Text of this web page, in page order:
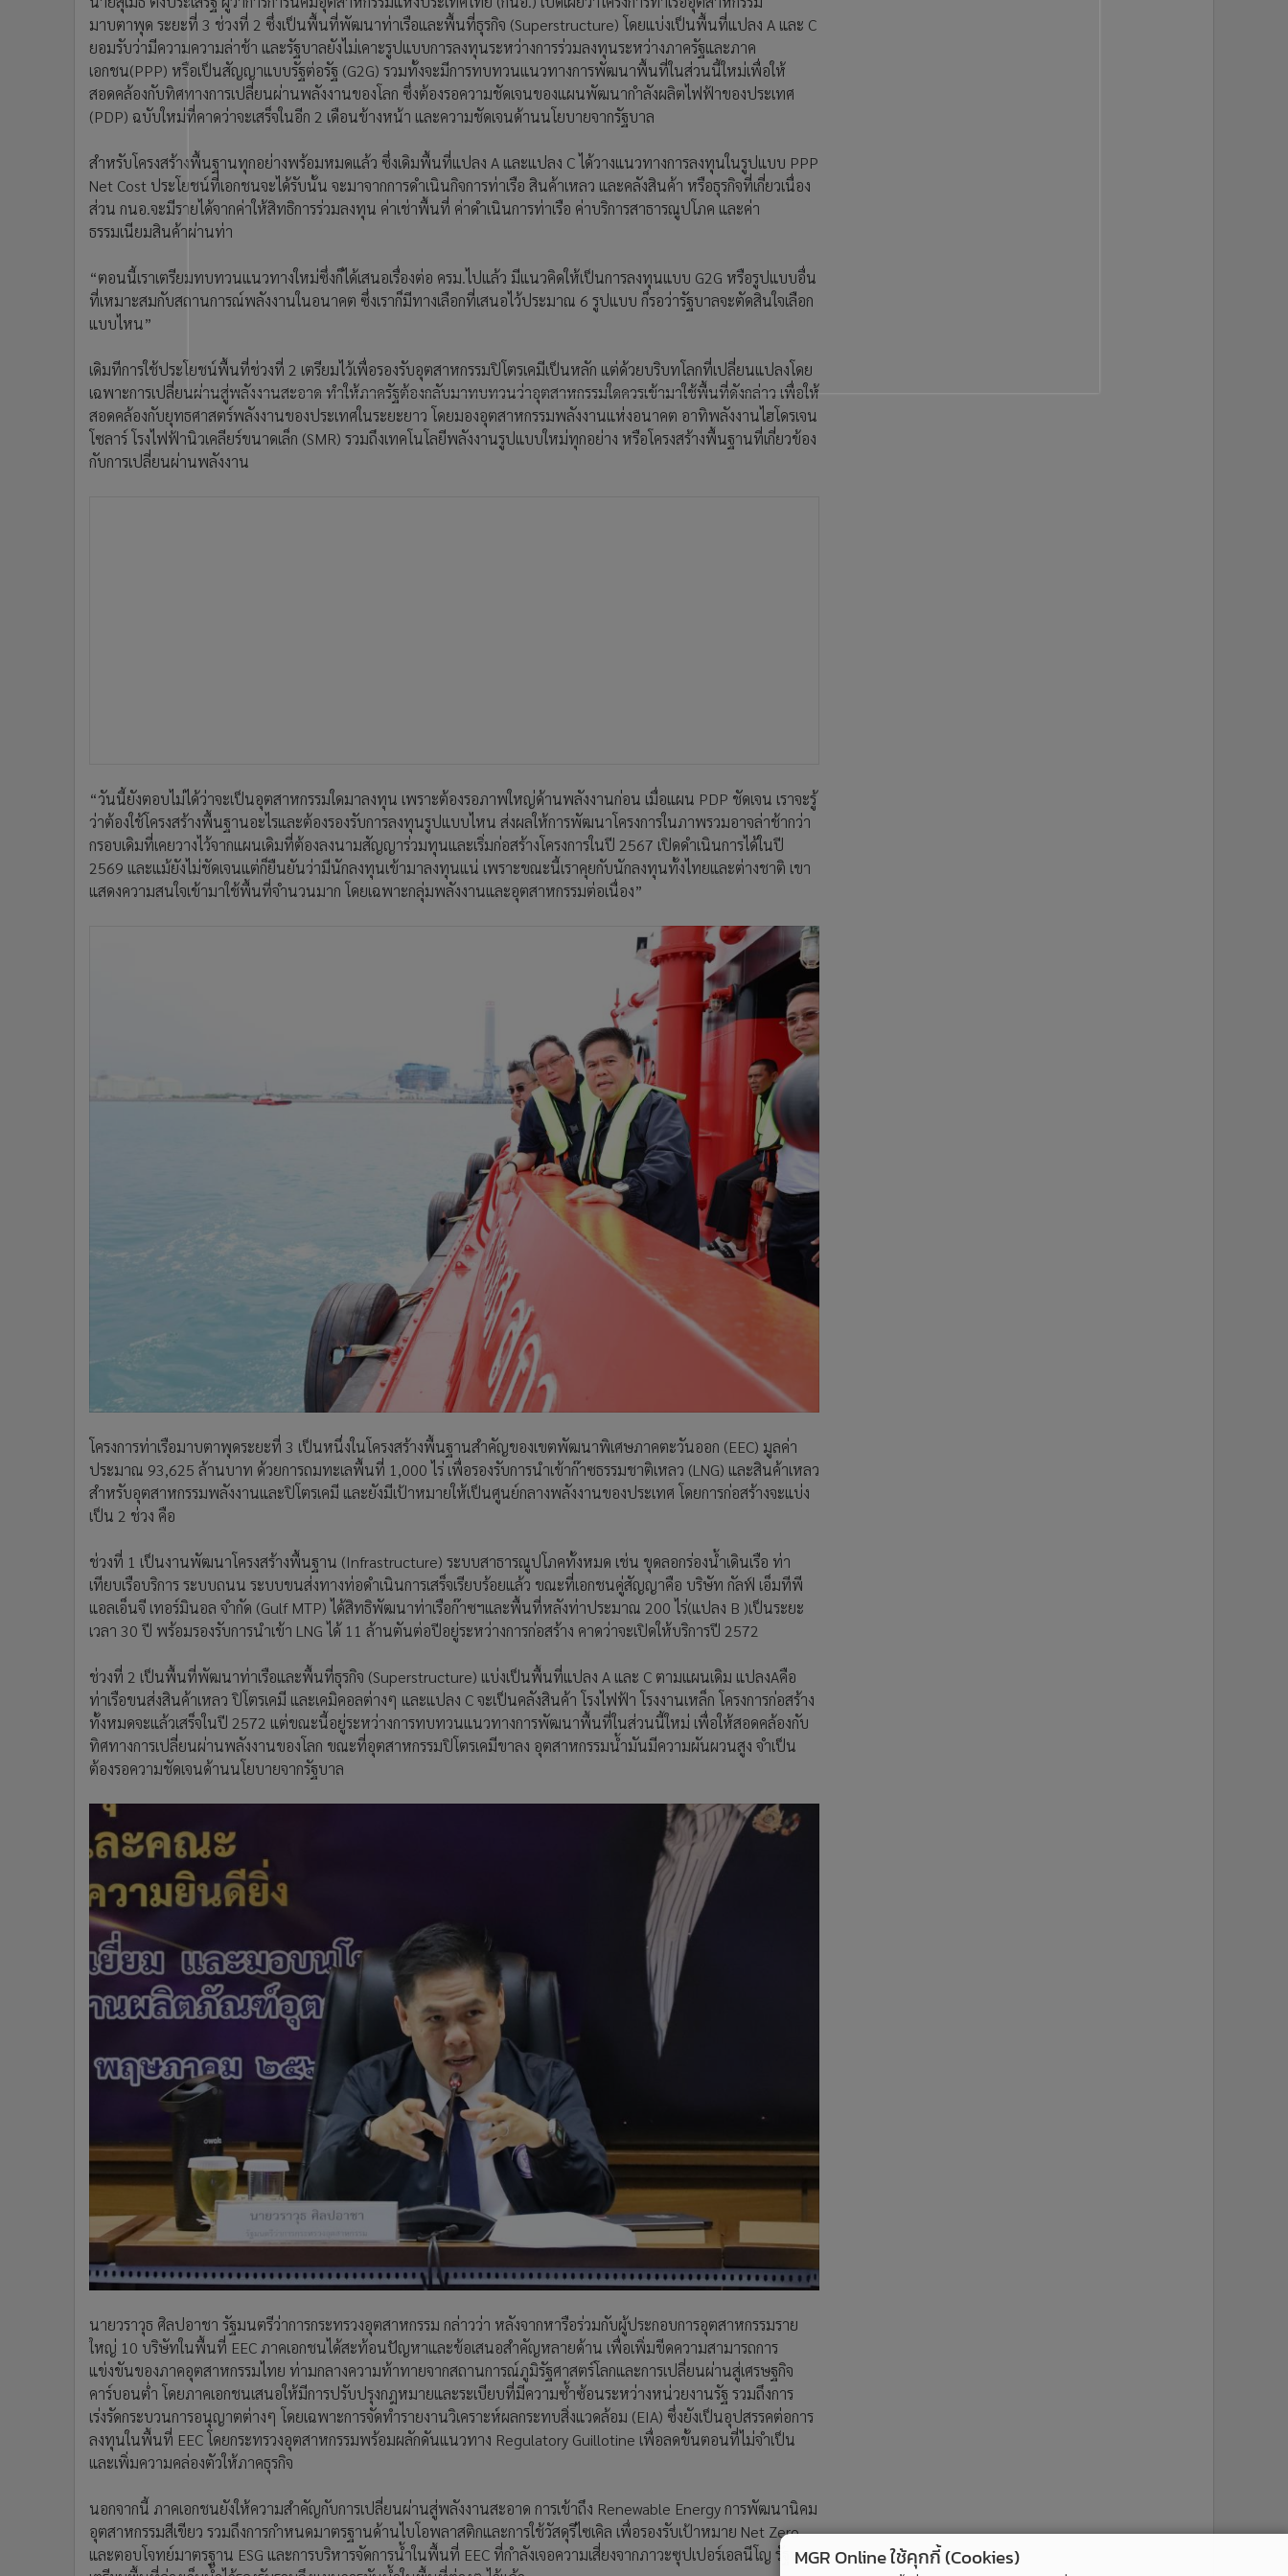
Celeb Online
Gotomanager
มาบตาพุด ระยะที่ 3 ช่วงที่ 2 ซึ่งเป็นพื้นที่พัฒนาท่าเรือและพื้นที่ธุรกิจ (Superstructure) โดยแบ่งเป็นพื้นที่แปลง A และ C
ยอมรับว่ามีความความล่าช้า และรัฐบาลยังไม่เคาะรูปแบบการลงทุนระหว่างการร่วมลงทุนระหว่างภาครัฐและภาค
เอกชน(PPP) หรือเป็นสัญญาแบบรัฐต่อรัฐ (G2G) รวมทั้งจะมีการทบทวนแนวทางการพัฒนาพื้นที่ในส่วนนี้ใหม่เพื่อให้
สอดคล้องกับทิศทางการเปลี่ยนผ่านพลังงานของโลก ซึ่งต้องรอความชัดเจนของแผนพัฒนากำลังผลิตไฟฟ้าของประเทศ
(PDP) ฉบับใหม่ที่คาดว่าจะเสร็จในอีก 2 เดือนข้างหน้า และความชัดเจนด้านนโยบายจากรัฐบาล
สำหรับโครงสร้างพื้นฐานทุกอย่างพร้อมหมดแล้ว ซึ่งเดิมพื้นที่แปลง A และแปลง C ได้วางแนวทางการลงทุนในรูปแบบ PPP
Net Cost ประโยชน์ที่เอกชนจะได้รับนั้น จะมาจากการดำเนินกิจการท่าเรือ สินค้าเหลว และคลังสินค้า หรือธุรกิจที่เกี่ยวเนื่อง
ส่วน กนอ.จะมีรายได้จากค่าให้สิทธิการร่วมลงทุน ค่าเช่าพื้นที่ ค่าดำเนินการท่าเรือ ค่าบริการสาธารณูปโภค และค่า
ธรรมเนียมสินค้าผ่านท่า
“ตอนนี้เราเตรียมทบทวนแนวทางใหม่ซึ่งก็ได้เสนอเรื่องต่อ ครม.ไปแล้ว มีแนวคิดให้เป็นการลงทุนแบบ G2G หรือรูปแบบอื่น
ที่เหมาะสมกับสถานการณ์พลังงานในอนาคต ซึ่งเราก็มีทางเลือกที่เสนอไว้ประมาณ 6 รูปแบบ ก็รอว่ารัฐบาลจะตัดสินใจเลือก
แบบไหน”
เดิมทีการใช้ประโยชน์พื้นที่ช่วงที่ 2 เตรียมไว้เพื่อรองรับอุตสาหกรรมปิโตรเคมีเป็นหลัก แต่ด้วยบริบทโลกที่เปลี่ยนแปลงโดย
เฉพาะการเปลี่ยนผ่านสู่พลังงานสะอาด ทำให้ภาครัฐต้องกลับมาทบทวนว่าอุตสาหกรรมใดควรเข้ามาใช้พื้นที่ดังกล่าว เพื่อให้
สอดคล้องกับยุทธศาสตร์พลังงานของประเทศในระยะยาว โดยมองอุตสาหกรรมพลังงานแห่งอนาคต อาทิพลังงานไฮโดรเจน
โซลาร์ โรงไฟฟ้านิวเคลียร์ขนาดเล็ก (SMR) รวมถึงเทคโนโลยีพลังงานรูปแบบใหม่ทุกอย่าง หรือโครงสร้างพื้นฐานที่เกี่ยวข้อง
กับการเปลี่ยนผ่านพลังงาน
โครงการท่าเรือมาบตาพุดระยะที่ 3 เป็นหนึ่งในโครงสร้างพื้นฐานสำคัญของเขตพัฒนาพิเศษภาคตะวันออก (EEC) มูลค่า
ประมาณ 93,625 ล้านบาท ด้วยการถมทะเลพื้นที่ 1,000 ไร่ เพื่อรองรับการนำเข้าก๊าซธรรมชาติเหลว (LNG) และสินค้าเหลว
สำหรับอุตสาหกรรมพลังงานและปิโตรเคมี และยังมีเป้าหมายให้เป็นศูนย์กลางพลังงานของประเทศ โดยการก่อสร้างจะแบ่ง
เป็น 2 ช่วง คือ
ช่วงที่ 1 เป็นงานพัฒนาโครงสร้างพื้นฐาน (Infrastructure) ระบบสาธารณูปโภคทั้งหมด เช่น ขุดลอกร่องน้ำเดินเรือ ท่า
เทียบเรือบริการ ระบบถนน ระบบขนส่งทางท่อดำเนินการเสร็จเรียบร้อยแล้ว ขณะที่เอกชนคู่สัญญาคือ บริษัท กัลฟ์ เอ็มทีพี
แอลเอ็นจี เทอร์มินอล จำกัด (Gulf MTP) ได้สิทธิพัฒนาท่าเรือก๊าซฯและพื้นที่หลังท่าประมาณ 200 ไร่(แปลง B )เป็นระยะ
เวลา 30 ปี พร้อมรองรับการนำเข้า LNG ได้ 11 ล้านตันต่อปีอยู่ระหว่างการก่อสร้าง คาดว่าจะเปิดให้บริการปี 2572
ช่วงที่ 2 เป็นพื้นที่พัฒนาท่าเรือและพื้นที่ธุรกิจ (Superstructure) แบ่งเป็นพื้นที่แปลง A และ C ตามแผนเดิม แปลงAคือ
ท่าเรือขนส่งสินค้าเหลว ปิโตรเคมี และเคมิคอลต่างๆ และแปลง C จะเป็นคลังสินค้า โรงไฟฟ้า โรงงานเหล็ก โครงการก่อสร้าง
ทั้งหมดจะแล้วเสร็จในปี 2572 แต่ขณะนี้อยู่ระหว่างการทบทวนแนวทางการพัฒนาพื้นที่ในส่วนนี้ใหม่ เพื่อให้สอดคล้องกับ
ทิศทางการเปลี่ยนผ่านพลังงานของโลก ขณะที่อุตสาหกรรมปิโตรเคมีขาลง อุตสาหกรรมน้ำมันมีความผันผวนสูง จำเป็น
ต้องรอความชัดเจนด้านนโยบายจากรัฐบาล
นายวราวุธ ศิลปอาชา รัฐมนตรีว่าการกระทรวงอุตสาหกรรม กล่าวว่า หลังจากหารือร่วมกับผู้ประกอบการอุตสาหกรรมราย
ใหญ่ 10 บริษัทในพื้นที่ EEC ภาคเอกชนได้สะท้อนปัญหาและข้อเสนอสำคัญหลายด้าน เพื่อเพิ่มขีดความสามารถการ
แข่งขันของภาคอุตสาหกรรมไทย ท่ามกลางความท้าทายจากสถานการณ์ภูมิรัฐศาสตร์โลกและการเปลี่ยนผ่านสู่เศรษฐกิจ
คาร์บอนต่ำ โดยภาคเอกชนเสนอให้มีการปรับปรุงกฎหมายและระเบียบที่มีความซ้ำซ้อนระหว่างหน่วยงานรัฐ รวมถึงการ
เร่งรัดกระบวนการอนุญาตต่างๆ โดยเฉพาะการจัดทำรายงานวิเคราะห์ผลกระทบสิ่งแวดล้อม (EIA) ซึ่งยังเป็นอุปสรรคต่อการ
ลงทุนในพื้นที่ EEC โดยกระทรวงอุตสาหกรรมพร้อมผลักดันแนวทาง Regulatory Guillotine เพื่อลดขั้นตอนที่ไม่จำเป็น
และเพิ่มความคล่องตัวให้ภาคธุรกิจ
นอกจากนี้ ภาคเอกชนยังให้ความสำคัญกับการเปลี่ยนผ่านสู่พลังงานสะอาด การเข้าถึง Renewable Energy การพัฒนานิคม
อุตสาหกรรมสีเขียว รวมถึงการกำหนดมาตรฐานด้านไบโอพลาสติกและการใช้วัสดุรีไซเคิล เพื่อรองรับเป้าหมาย Net Zero
และตอบโจทย์มาตรฐาน ESG และการบริหารจัดการน้ำในพื้นที่ EEC ที่กำลังเจอความเสี่ยงจากภาวะซุปเปอร์เอลนีโญ รัฐบาล
ส่วนโครงสร้างพื้นฐานสำคัญอย่างโครงการท่าเรืออุตสาหกรรมมาบตาพุด ระยะที่ 3 ซึ่งอยู่ระหว่างก่อสร้าง และคาดว่าจะเปิด
ดำเนินการได้เต็มรูปแบบภายใน 2 ปีข้างหน้า จะเป็นฐานอุตสาหกรรมและพลังงานสำคัญของประเทศ โดยรองรับพลังงาน
ทางเลือก เทคโนโลยีพลังงานสะอาด และอุตสาหกรรมมูลค่าสูง
พลังงานอนาคต ปิโตรเคมี กนอ.
305
ข่าวในหมวดล่าสุด MGR Online ใช้คุกกี้ (Cookies)